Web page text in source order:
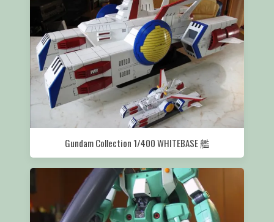
Gundam Collection 1/400 WHITEBASE 艦